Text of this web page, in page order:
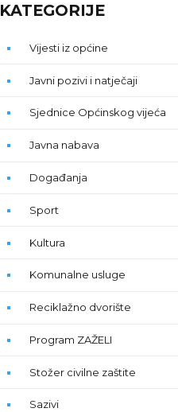
KATEGORIJE
Vijesti iz općine
Javni pozivi i natječaji
Sjednice Općinskog vijeća
Javna nabava
Događanja
Sport
Kultura
Komunalne usluge
Reciklažno dvorište
Program ZAŽELI
Stožer civilne zaštite
Sazivi